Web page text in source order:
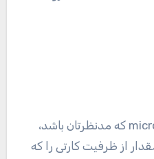
از ظرفیت کارتی را که